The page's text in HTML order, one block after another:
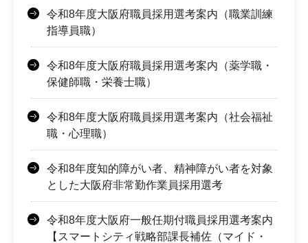
令和8年度大阪府職員採用選考案内（職業訓練
指導員職）
令和8年度大阪府職員採用選考案内（薬学職・
保健師職・栄養士職）
令和8年度大阪府職員採用選考案内（社会福祉
職・心理職）
令和8年度知的障がい者、精神障がい者を対象
とした大阪府非常勤作業員採用選考
令和8年度大阪府一般任期付職員採用選考案内
【スマートシティ戦略部課長補佐（マイド・